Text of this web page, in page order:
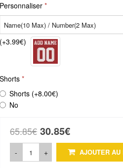
Personnaliser
(+3.99€)
Shorts
Shorts (+8.00€)
No
65.85€ 30.85€
- + AJOUTER AU